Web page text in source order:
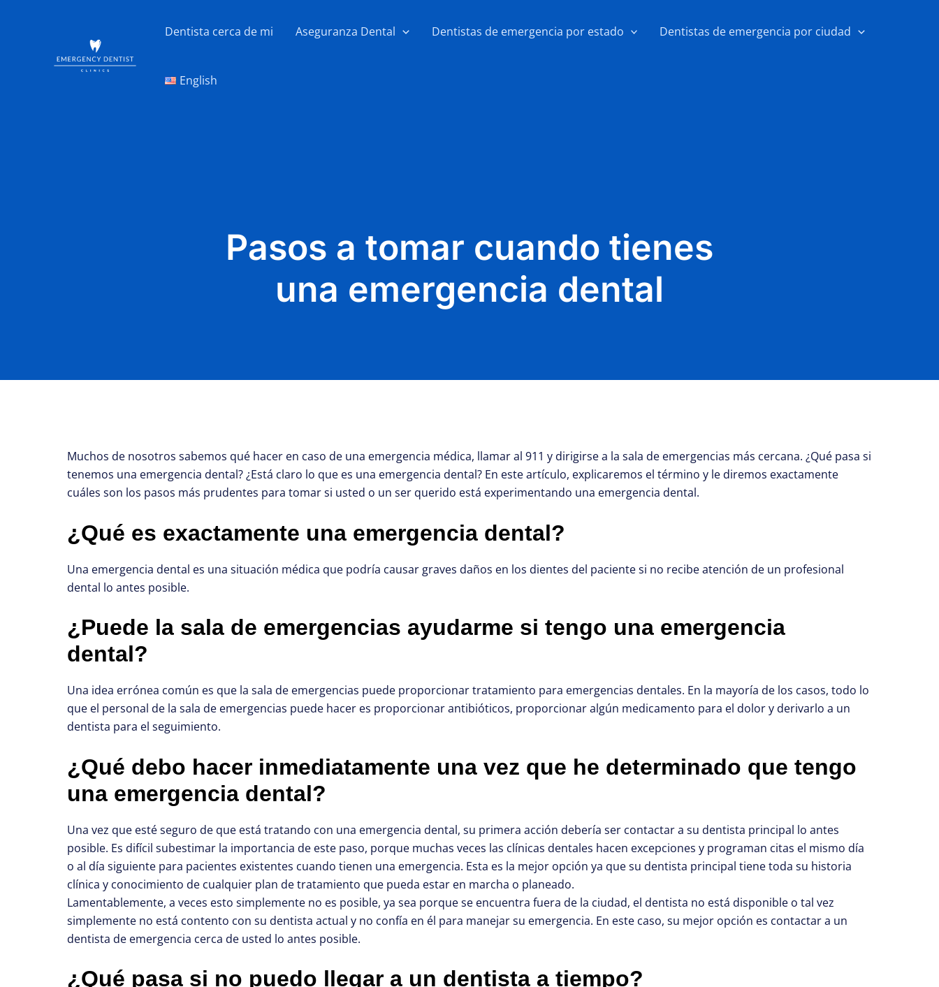
Dentista cerca de mi Aseguranza Dental Dentistas de emergencia por estado Dentistas de emergencia por ciudad
English
Pasos a tomar cuando tienes
una emergencia dental
Muchos de nosotros sabemos qué hacer en caso de una emergencia médica, llamar al 911 y dirigirse a la sala de emergencias más cercana. ¿Qué pasa si
tenemos una emergencia dental? ¿Está claro lo que es una emergencia dental? En este artículo, explicaremos el término y le diremos exactamente
cuáles son los pasos más prudentes para tomar si usted o un ser querido está experimentando una emergencia dental.
¿Qué es exactamente una emergencia dental?
Una emergencia dental es una situación médica que podría causar graves daños en los dientes del paciente si no recibe atención de un profesional
dental lo antes posible.
¿Puede la sala de emergencias ayudarme si tengo una emergencia
dental?
Una idea errónea común es que la sala de emergencias puede proporcionar tratamiento para emergencias dentales. En la mayoría de los casos, todo lo
que el personal de la sala de emergencias puede hacer es proporcionar antibióticos, proporcionar algún medicamento para el dolor y derivarlo a un
dentista para el seguimiento.
¿Qué debo hacer inmediatamente una vez que he determinado que tengo
una emergencia dental?
Una vez que esté seguro de que está tratando con una emergencia dental, su primera acción debería ser contactar a su dentista principal lo antes
posible. Es difícil subestimar la importancia de este paso, porque muchas veces las clínicas dentales hacen excepciones y programan citas el mismo día
o al día siguiente para pacientes existentes cuando tienen una emergencia. Esta es la mejor opción ya que su dentista principal tiene toda su historia
clínica y conocimiento de cualquier plan de tratamiento que pueda estar en marcha o planeado.
Lamentablemente, a veces esto simplemente no es posible, ya sea porque se encuentra fuera de la ciudad, el dentista no está disponible o tal vez
simplemente no está contento con su dentista actual y no confía en él para manejar su emergencia. En este caso, su mejor opción es contactar a un
dentista de emergencia cerca de usted lo antes posible.
¿Qué pasa si no puedo llegar a un dentista a tiempo?